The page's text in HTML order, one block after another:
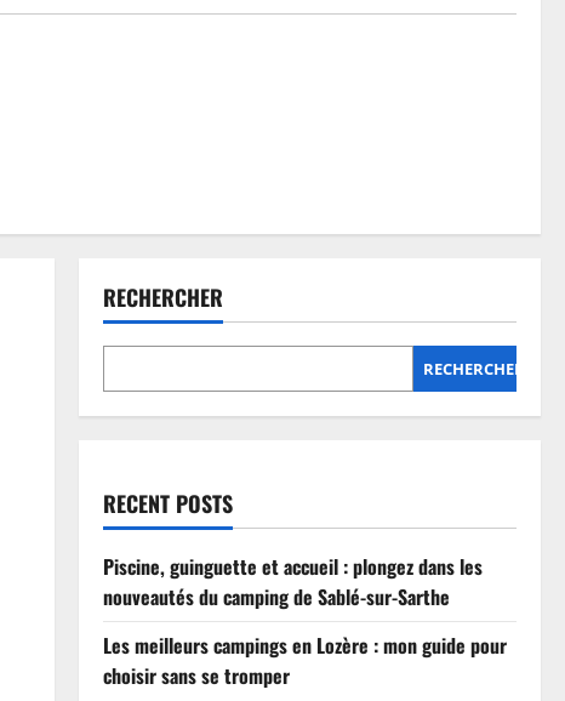
RECHERCHER
RECHERCHER
RECENT POSTS
Piscine, guinguette et accueil : plongez dans les
nouveautés du camping de Sablé-sur-Sarthe
Les meilleurs campings en Lozère : mon guide pour
choisir sans se tromper